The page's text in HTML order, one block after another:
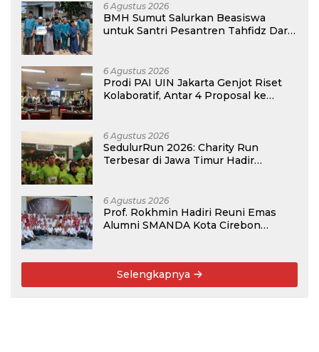
6 Agustus 2026
BMH Sumut Salurkan Beasiswa
untuk Santri Pesantren Tahfidz Darul
6 Agustus 2026
Prodi PAI UIN Jakarta Genjot Riset
Kolaboratif, Antar 4 Proposal ke
6 Agustus 2026
SedulurRun 2026: Charity Run
Terbesar di Jawa Timur Hadir
Guru Honorer
6 Agustus 2026
Prof. Rokhmin Hadiri Reuni Emas
Alumni SMANDA Kota Cirebon
Selengkapnya